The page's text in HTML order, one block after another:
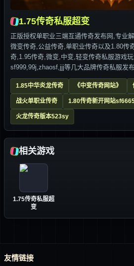
1.75传奇私服超变
正版授权单职业三端互通传奇发布网,专业
微变传奇,公益传奇,单职业传奇以及1.80传
奇,1.95传奇,微变,中变,轻变传奇私服游戏
sf999,99j,zhaosf,jjj等几大品牌传奇私服发
1.85中华炎龙传奇 《中变传奇网站》
战火单职业传奇 1.80传奇新开网站
火龙传奇版本523sy
相关游戏
1.75传奇私服超
变
友情链接